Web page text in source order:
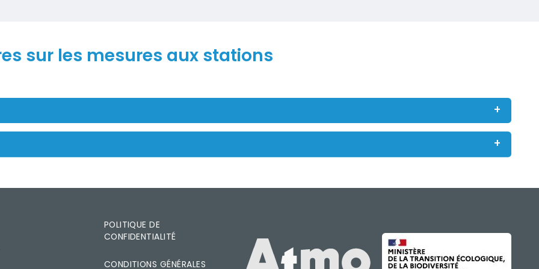
sur les mesures aux stations
POLITIQUE DE
CONFIDENTIALITÉ
CONDITIONS GÉNÉRALES
IMAGE IMAGE